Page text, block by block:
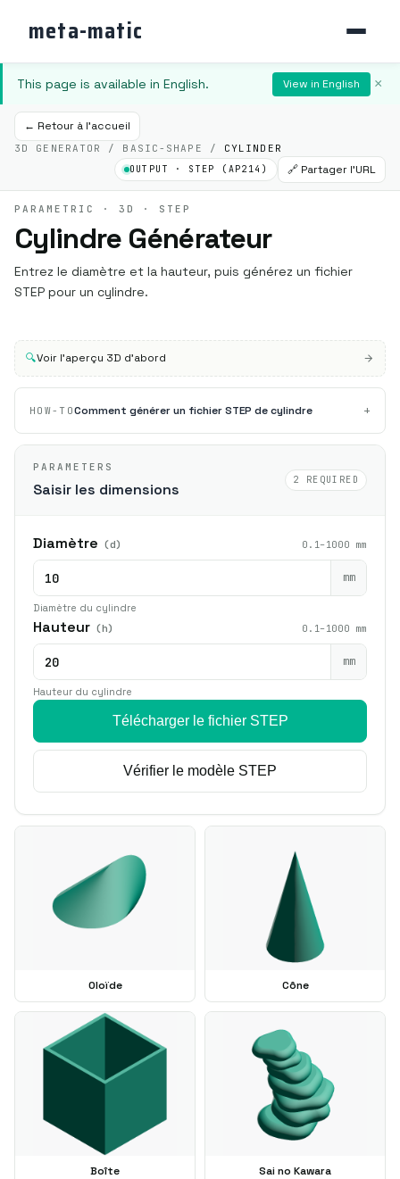
meta-matic
This page is available in English. View in English ×
← Retour à l'accueil
3D GENERATOR / BASIC-SHAPE / CYLINDER
OUTPUT · STEP (AP214) 🔗 Partager l'URL
PARAMETRIC · 3D · STEP
Cylindre Générateur
Entrez le diamètre et la hauteur, puis générez un fichier
STEP pour un cylindre.
🔍Voir l'aperçu 3D d'abord
HOW-TOComment générer un fichier STEP de cylindre +
PARAMETERS
Saisir les dimensions
2 REQUIRED
Diamètre (d) 0.1–1000 mm
mm
Diamètre du cylindre
Hauteur (h) 0.1–1000 mm
mm
Hauteur du cylindre
Télécharger le fichier STEP
Vérifier le modèle STEP
Oloïde Cône
Boîte Sai no Kawara